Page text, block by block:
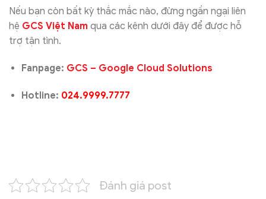
Nếu bạn còn bất kỳ thắc mắc nào, đừng ngần ngại liên
hệ GCS Việt Nam qua các kênh dưới đây để được hỗ
trợ tận tình.
Fanpage: GCS – Google Cloud Solutions
Hotline: 024.9999.7777
Đánh giá post